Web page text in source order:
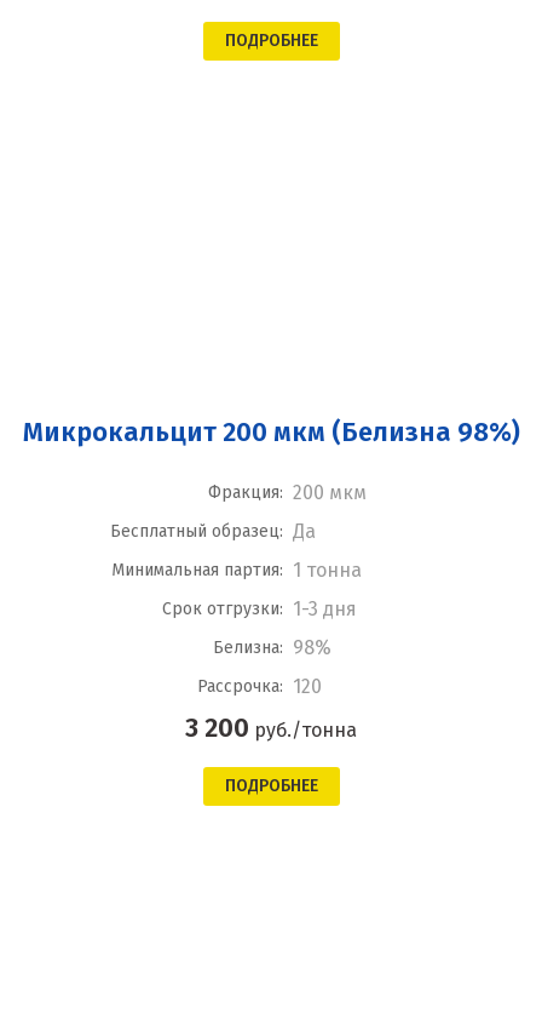
ПОДРОБНЕЕ
Микрокальцит 200 мкм (Белизна 98%)
Фракция: 200 мкм
Бесплатный образец: Да
Минимальная партия: 1 тонна
Срок отгрузки: 1-3 дня
Белизна: 98%
Рассрочка: 120
3 200 руб./тонна
ПОДРОБНЕЕ